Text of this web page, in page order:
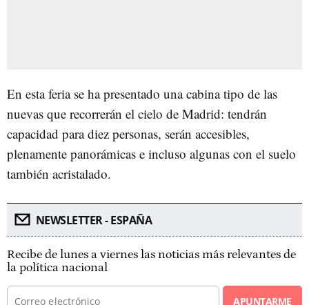
En esta feria se ha presentado una cabina tipo de las
nuevas que recorrerán el cielo de Madrid: tendrán
capacidad para diez personas, serán accesibles,
plenamente panorámicas e incluso algunas con el suelo
también acristalado.
NEWSLETTER - ESPAÑA
Recibe de lunes a viernes las noticias más relevantes de
la política nacional
APUNTARME